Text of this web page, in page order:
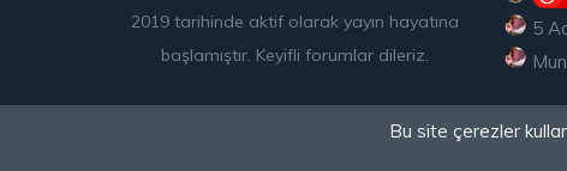
2019 tarihinde aktif olarak yayın hayatına
başlamıştır. Keyifli forumlar dileriz.
Bu site çerezler